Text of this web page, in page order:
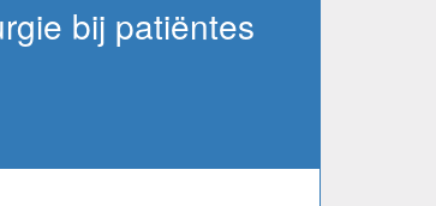
bij patiëntes